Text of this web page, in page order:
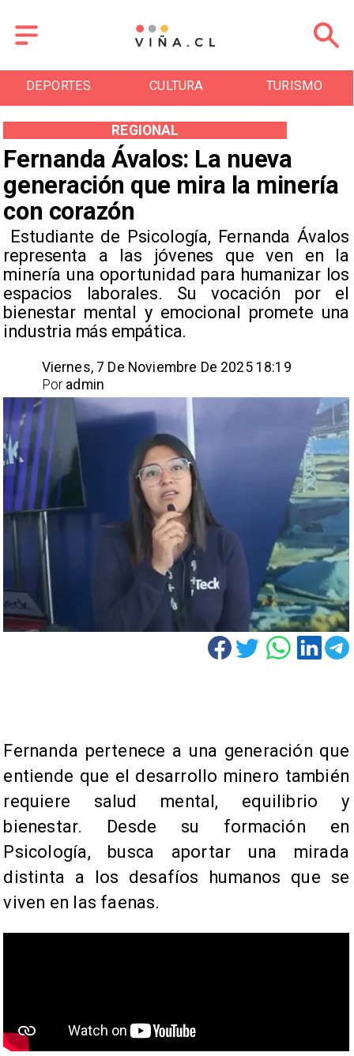
DEPORTES CULTURA TURISMO
Fernanda Ávalos: La nueva
generación que mira la minería
con corazón
​ Estudiante de Psicología, Fernanda Ávalos
representa a las jóvenes que ven en la
minería una oportunidad para humanizar los
espacios laborales. Su vocación por el
bienestar mental y emocional promete una
industria más empática. ​
REGIONAL
Viernes, 7 De Noviembre De 2025 18:19
admin
Por
​Fernanda pertenece a una generación que
entiende que el desarrollo minero también
requiere salud mental, equilibrio y
bienestar. Desde su formación en
Psicología, busca aportar una mirada
distinta a los desafíos humanos que se
viven en las faenas.